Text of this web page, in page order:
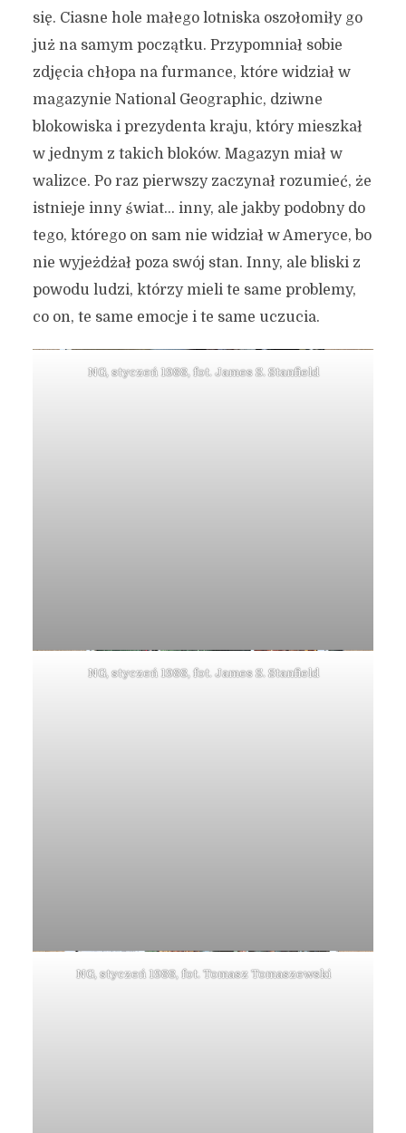
się. Ciasne hole małego lotniska oszołomiły go
już na samym początku. Przypomniał sobie
zdjęcia chłopa na furmance, które widział w
magazynie National Geographic, dziwne
blokowiska i prezydenta kraju, który mieszkał
w jednym z takich bloków. Magazyn miał w
walizce. Po raz pierwszy zaczynał rozumieć, że
istnieje inny świat… inny, ale jakby podobny do
tego, którego on sam nie widział w Ameryce, bo
nie wyjeżdżał poza swój stan. Inny, ale bliski z
powodu ludzi, którzy mieli te same problemy,
co on, te same emocje i te same uczucia.
NG, styczeń 1988, fot. James S. Stanfield
NG, styczeń 1988, fot. James S. Stanfield
NG, styczeń 1988, fot. Tomasz Tomaszewski